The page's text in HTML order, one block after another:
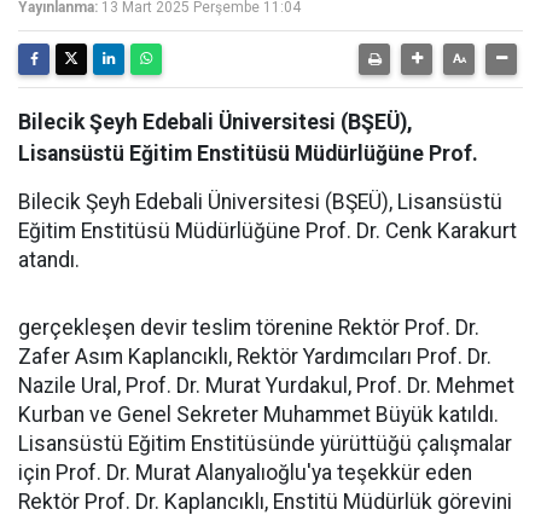
Yayınlanma: 13 Mart 2025 Perşembe 11:04
Bilecik Şeyh Edebali Üniversitesi (BŞEÜ),
Lisansüstü Eğitim Enstitüsü Müdürlüğüne Prof.
Bilecik Şeyh Edebali Üniversitesi (BŞEÜ), Lisansüstü
Eğitim Enstitüsü Müdürlüğüne Prof. Dr. Cenk Karakurt
atandı.
gerçekleşen devir teslim törenine Rektör Prof. Dr.
Zafer Asım Kaplancıklı, Rektör Yardımcıları Prof. Dr.
Nazile Ural, Prof. Dr. Murat Yurdakul, Prof. Dr. Mehmet
Kurban ve Genel Sekreter Muhammet Büyük katıldı.
Lisansüstü Eğitim Enstitüsünde yürüttüğü çalışmalar
için Prof. Dr. Murat Alanyalıoğlu'ya teşekkür eden
Rektör Prof. Dr. Kaplancıklı, Enstitü Müdürlük görevini